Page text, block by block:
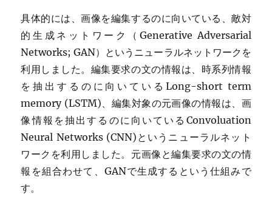
具体的には、画像を編集するのに向いている、敵対
的生成ネットワーク（Generative Adversarial
Networks; GAN）というニューラルネットワークを
利用しました。編集要求の文の情報は、時系列情報
を抽出するのに向いているLong-short term
memory (LSTM)、編集対象の元画像の情報は、画
像情報を抽出するのに向いているConvoluation
Neural Networks (CNN)というニューラルネット
ワークを利用しました。元画像と編集要求の文の情
報を組合わせて、GANで生成するという仕組みで
す。